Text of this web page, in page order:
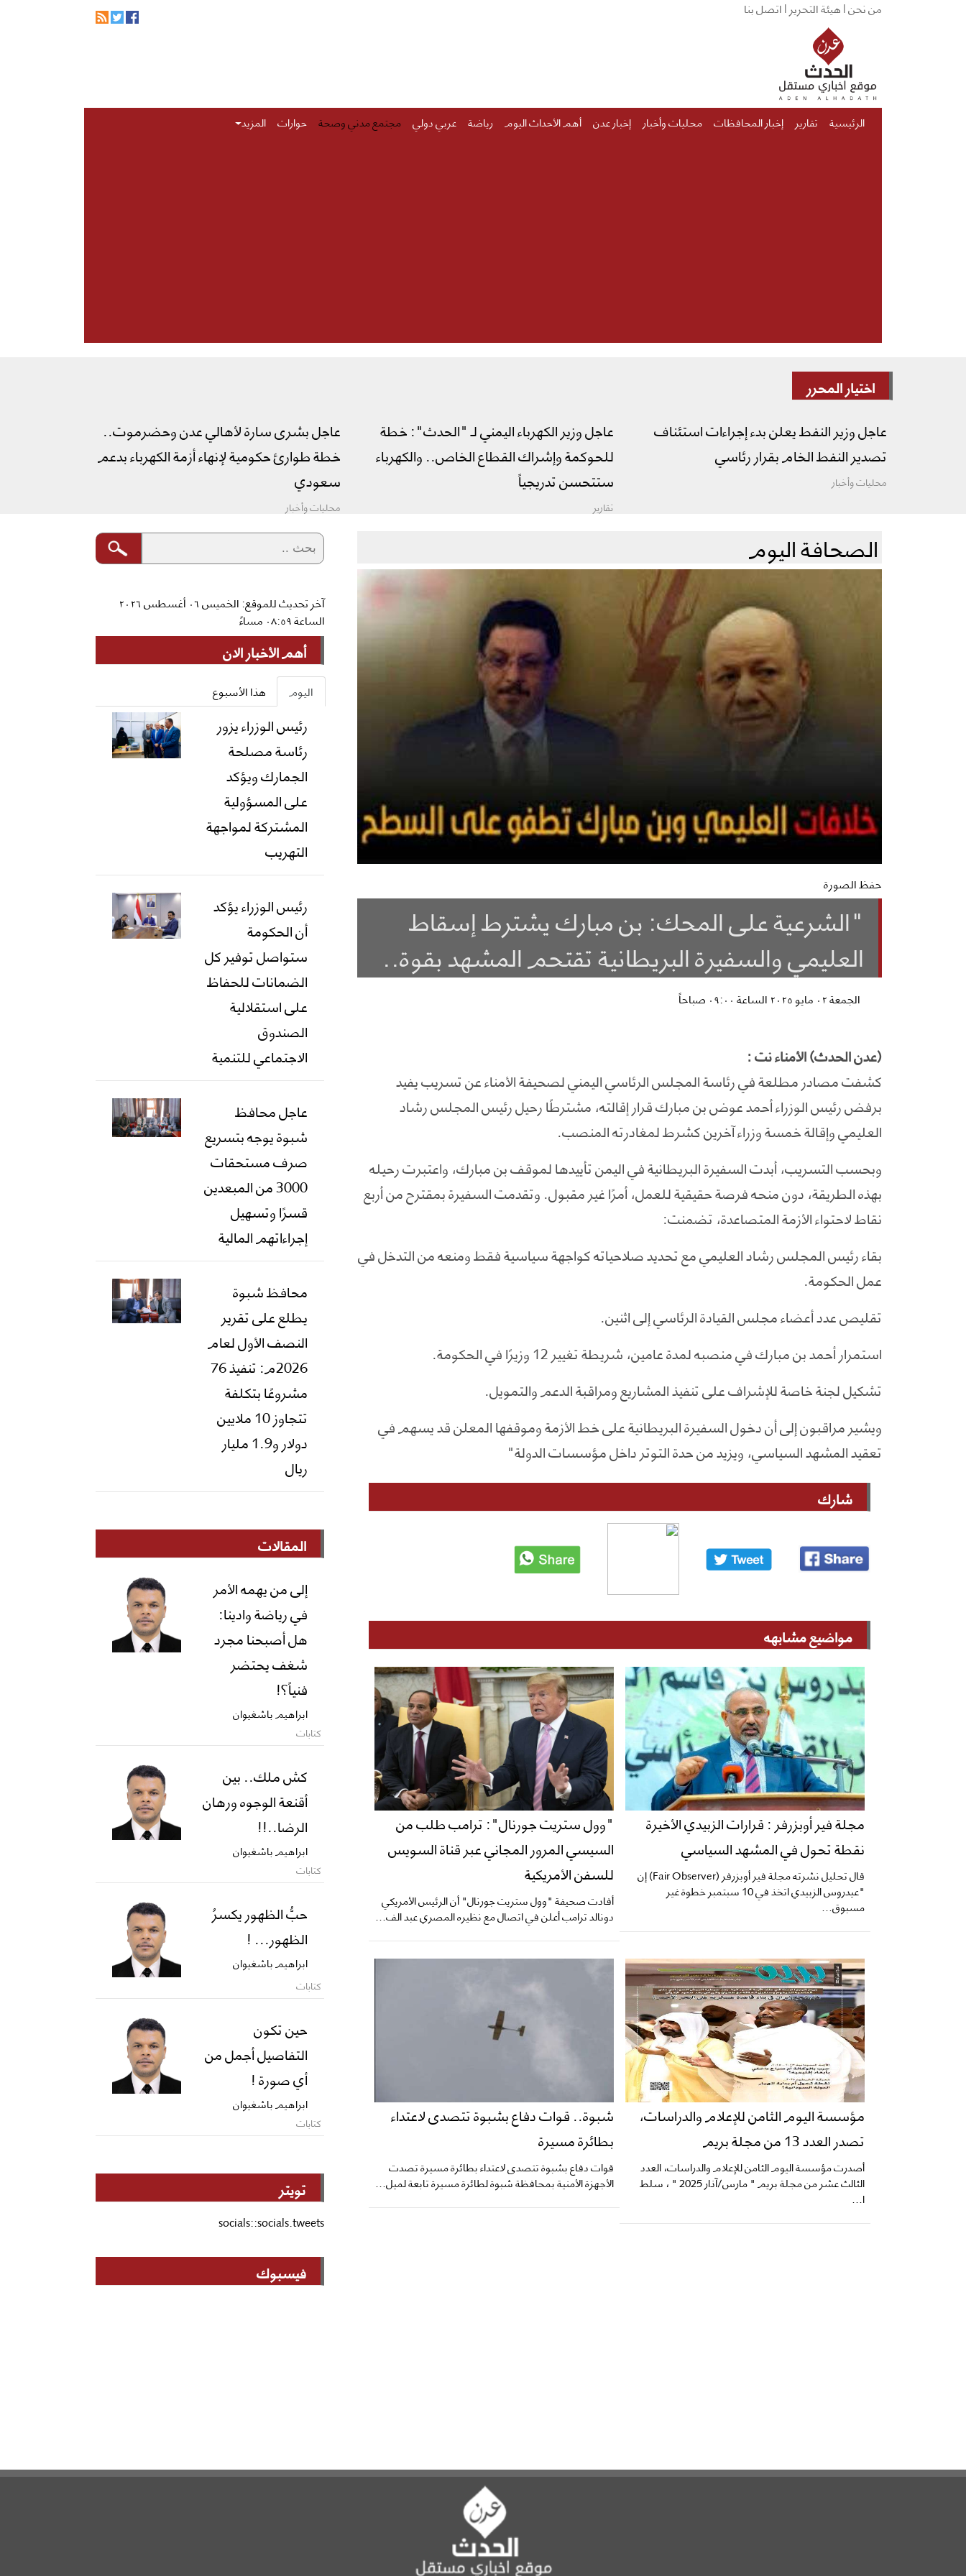
من نحن |هيئة التحرير |اتصل بنا
الرئيسية تقارير إخبار المحافظات محليات وأخبار إخبار عدن أهم الأحداث اليوم رياضة عربي دولي مجتمع مدني وصحة حوارات المزيد
اختيار المحرر
عاجل وزير النفط يعلن بدء إجراءات استئناف
تصدير النفط الخام بقرار رئاسي
محليات وأخبار
عاجل وزير الكهرباء اليمني لـ "الحدث": خطة
للحوكمة وإشراك القطاع الخاص.. والكهرباء
ستتحسن تدريجياً
تقارير
عاجل بشرى سارة لأهالي عدن وحضرموت..
خطة طوارئ حكومية لإنهاء أزمة الكهرباء بدعم
سعودي
محليات وأخبار
الصحافة اليوم
حفظ الصورة
"الشرعية على المحك: بن مبارك يشترط إسقاط
العليمي والسفيرة البريطانية تقتحم المشهد بقوة..
الجمعة ٠٢ مايو ٢٠٢٥ الساعة ٠٩:٠٠ صباحاً
(عدن الحدث) الأمناء نت :
كشفت مصادر مطلعة في رئاسة المجلس الرئاسي اليمني لصحيفة الأمناء عن تسريب يفيد
برفض رئيس الوزراء أحمد عوض بن مبارك قرار إقالته، مشترطًا رحيل رئيس المجلس رشاد
العليمي وإقالة خمسة وزراء آخرين كشرط لمغادرته المنصب.
وبحسب التسريب، أبدت السفيرة البريطانية في اليمن تأييدها لموقف بن مبارك، واعتبرت رحيله
بهذه الطريقة، دون منحه فرصة حقيقية للعمل، أمرًا غير مقبول. وتقدمت السفيرة بمقترح من أربع
نقاط لاحتواء الأزمة المتصاعدة، تضمنت:
بقاء رئيس المجلس رشاد العليمي مع تحديد صلاحياته كواجهة سياسية فقط ومنعه من التدخل في
عمل الحكومة.
تقليص عدد أعضاء مجلس القيادة الرئاسي إلى اثنين.
استمرار أحمد بن مبارك في منصبه لمدة عامين، شريطة تغيير 12 وزيرًا في الحكومة.
تشكيل لجنة خاصة للإشراف على تنفيذ المشاريع ومراقبة الدعم والتمويل.
ويشير مراقبون إلى أن دخول السفيرة البريطانية على خط الأزمة وموقفها المعلن قد يسهم في
تعقيد المشهد السياسي، ويزيد من حدة التوتر داخل مؤسسات الدولة"
شارك
مواضيع مشابهه
مجلة فير أوبزرفر : قرارات الزبيدي الأخيرة
نقطة تحول في المشهد السياسي
قال تحليل نشرته مجلة فير أوبزرفر (Fair Observer) إن
"عيدروس الزبيدي اتخذ في 10 سبتمبر خطوة غير
مسبوق...
"وول ستريت جورنال": ترامب طلب من
السيسي المرور المجاني عبر قناة السويس
للسفن الأمريكية
أفادت صحيفة "وول ستريت جورنال" أن الرئيس الأمريكي
دونالد ترامب أعلن في اتصال مع نظيره المصري عبد الف...
مؤسسة اليوم الثامن للإعلام والدراسات،
تصدر العدد 13 من مجلة بريم
أصدرت مؤسسة اليوم الثامن للإعلام والدراسات، العدد
الثالث عشر من مجلة بريم " مارس/آذار 2025 " ، سلط
ا...
شبوة.. قوات دفاع بشبوة تتصدى لاعتداء
بطائرة مسيرة
قوات دفاع بشبوة تتصدى لاعتداء بطائرة مسيرة تصدت
الأجهزة الأمنية بمحافظة شبوة لطائرة مسيرة تابعة لميل...
آخر تحديث للموقع: الخميس ٠٦ أغسطس ٢٠٢٦
الساعة ٠٨:٥٩ مساءً
أهم الأخبار الان
اليوم هذا الأسبوع
رئيس الوزراء يزور
رئاسة مصلحة
الجمارك ويؤكد
على المسؤولية
المشتركة لمواجهة
التهريب
رئيس الوزراء يؤكد
أن الحكومة
ستواصل توفير كل
الضمانات للحفاظ
على استقلالية
الصندوق
الاجتماعي للتنمية
عاجل محافظ
شبوة يوجه بتسريع
صرف مستحقات
3000 من المبعدين
قسرًا وتسهيل
إجراءاتهم المالية
محافظ شبوة
يطلع على تقرير
النصف الأول لعام
2026م: تنفيذ 76
مشروعًا بتكلفة
تتجاوز 10 ملايين
دولار و1.9 مليار
ريال
المقالات
إلى من يهمه الأمر
في رياضة وادينا:
هل أصبحنا مجرد
شغف يحتضر
فنياً؟!
ابراهيم باشغيوان
كتابات
كش ملك.. بين
أقنعة الوجوه ورهان
الرضا..!!
ابراهيم باشغيوان
كتابات
حبُّ الظهور يكسرُ
الظهور... !
ابراهيم باشغيوان
كتابات
حين تكون
التفاصيل أجمل من
أي صورة !
ابراهيم باشغيوان
كتابات
تويتر
socials::socials.tweets
فيسبوك